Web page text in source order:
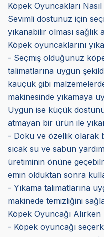
Köpek Oyuncakları Nasıl
Sevimli dostunuz için
yıkanabilir olması sağlık
Köpek oyuncaklarını
- Seçmiş olduğunuz
talimatlarına uygun
kauçuk gibi
makinesinde yıkamaya
Uygun ise küçük
atmayan bir ürün ile
- Doku ve özellik olarak
sıcak su ve sabun
üretiminin önüne
emin olduktan sonra
- Yıkama talimatlarına
makinede temizliğini
Köpek Oyuncağı
- Köpek oyuncağı